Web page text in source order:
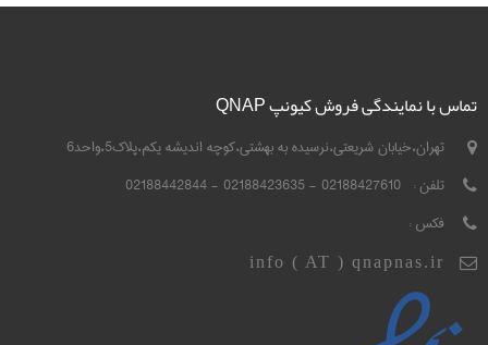
تماس با نمایندگی فروش کیونپ QNAP
تهران،خیابان شریعتی،نرسیده به بهشتی،کوچه اندیشه یکم،پلاک5،واحد6
تلفن : 02188427610 - 02188423635 - 02188442844
فکس :
info ( AT ) qnapnas.ir